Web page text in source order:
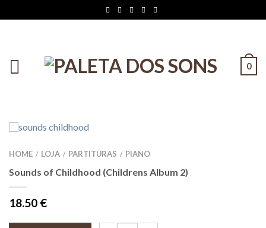
0
HOME / LOJA / PARTITURAS / PIANO
Sounds of Childhood (Childrens Album 2)
18.50 €